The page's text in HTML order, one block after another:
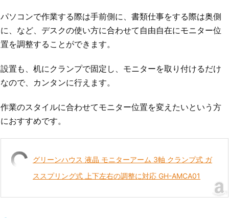
パソコンで作業する際は手前側に、書類仕事をする際は奥側
に、など、デスクの使い方に合わせて自由自在にモニター位
置を調整することができます。
設置も、机にクランプで固定し、モニターを取り付けるだけ
なので、カンタンに行えます。
作業のスタイルに合わせてモニター位置を変えたいという方
におすすめです。
グリーンハウス 液晶 モニターアーム 3軸 クランプ式 ガ
ススプリング式 上下左右の調整に対応 GH-AMCA01